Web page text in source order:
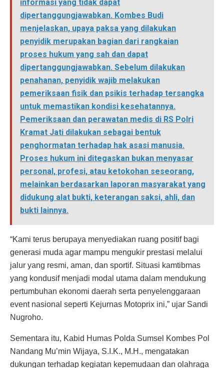
informasi yang tidak dapat
dipertanggungjawabkan. Kombes Budi
menjelaskan, upaya paksa yang dilakukan
penyidik merupakan bagian dari rangkaian
proses hukum yang sah dan dapat
dipertanggungjawabkan. Sebelum dilakukan
penahanan, penyidik wajib melakukan
pemeriksaan fisik dan psikis terhadap tersangka
untuk memastikan kondisi kesehatannya.
Pemeriksaan dan perawatan medis di RS Polri
Kramat Jati dilakukan sebagai bentuk
penghormatan terhadap hak asasi manusia.
Proses hukum ini ditegaskan bukan menyasar
personal, profesi, atau ketokohan seseorang,
melainkan berdasarkan laporan masyarakat yang
didukung alat bukti, keterangan saksi, ahli, dan
bukti lainnya.
“Kami terus berupaya menyediakan ruang positif bagi
generasi muda agar mampu mengukir prestasi melalui
jalur yang resmi, aman, dan sportif. Situasi kamtibmas
yang kondusif menjadi modal utama dalam mendukung
pertumbuhan ekonomi daerah serta penyelenggaraan
event nasional seperti Kejurnas Motoprix ini,” ujar Sandi
Nugroho.
Sementara itu, Kabid Humas Polda Sumsel Kombes Pol
Nandang Mu’min Wijaya, S.I.K., M.H., mengatakan
dukungan terhadap kegiatan kepemudaan dan olahraga